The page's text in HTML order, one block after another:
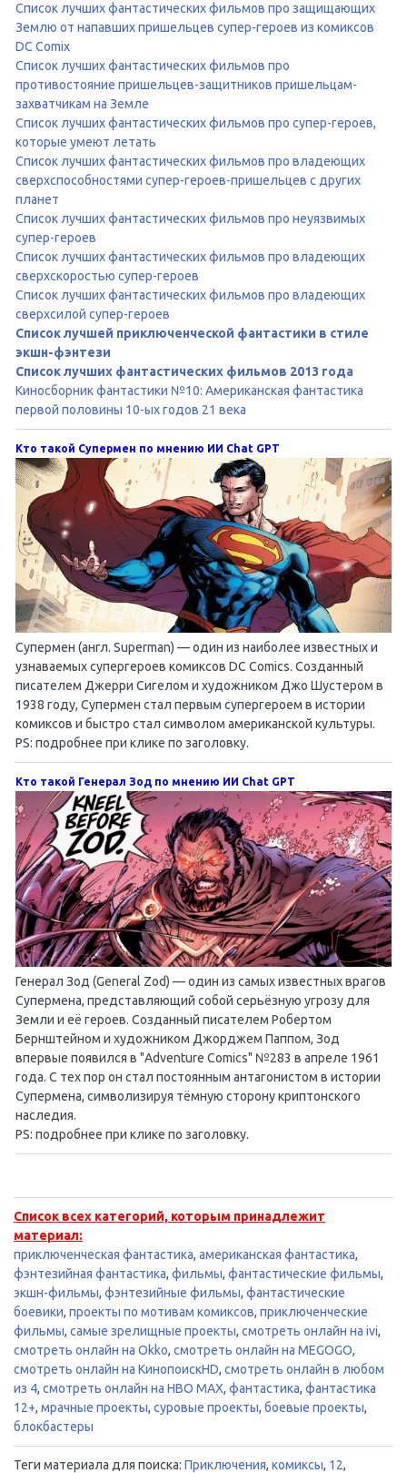
Список лучших фантастических фильмов про защищающих
Землю от напавших пришельцев супер-героев из комиксов
DC Comix
Список лучших фантастических фильмов про
противостояние пришельцев-защитников пришельцам-
захватчикам на Земле
Список лучших фантастических фильмов про супер-героев,
которые умеют летать
Список лучших фантастических фильмов про владеющих
сверхспособностями супер-героев-пришельцев с других
планет
Список лучших фантастических фильмов про неуязвимых
супер-героев
Список лучших фантастических фильмов про владеющих
сверхскоростью супер-героев
Список лучших фантастических фильмов про владеющих
сверхсилой супер-героев
Список лучшей приключенческой фантастики в стиле
экшн-фэнтези
Список лучших фантастических фильмов 2013 года
Киносборник фантастики №10: Американская фантастика
первой половины 10-ых годов 21 века
Кто такой Супермен по мнению ИИ Chat GPT
Супермен (англ. Superman) — один из наиболее известных и
узнаваемых супергероев комиксов DC Comics. Созданный
писателем Джерри Сигелом и художником Джо Шустером в
1938 году, Супермен стал первым супергероем в истории
комиксов и быстро стал символом американской культуры.
PS: подробнее при клике по заголовку.
Кто такой Генерал Зод по мнению ИИ Chat GPT
Генерал Зод (General Zod) — один из самых известных врагов
Супермена, представляющий собой серьёзную угрозу для
Земли и её героев. Созданный писателем Робертом
Бернштейном и художником Джорджем Паппом, Зод
впервые появился в "Adventure Comics" №283 в апреле 1961
года. С тех пор он стал постоянным антагонистом в истории
Супермена, символизируя тёмную сторону криптонского
наследия.
PS: подробнее при клике по заголовку.
Список всех категорий, которым принадлежит
материал:
приключенческая фантастика, американская фантастика,
фэнтезийная фантастика, фильмы, фантастические фильмы,
экшн-фильмы, фэнтезийные фильмы, фантастические
боевики, проекты по мотивам комиксов, приключенческие
фильмы, самые зрелищные проекты, смотреть онлайн на ivi,
смотреть онлайн на Okko, смотреть онлайн на MEGOGO,
смотреть онлайн на КинопоискHD, смотреть онлайн в любом
из 4, смотреть онлайн на HBO MAX, фантастика, фантастика
12+, мрачные проекты, суровые проекты, боевые проекты,
блокбастеры
Теги материала для поиска: Приключения, комиксы, 12,